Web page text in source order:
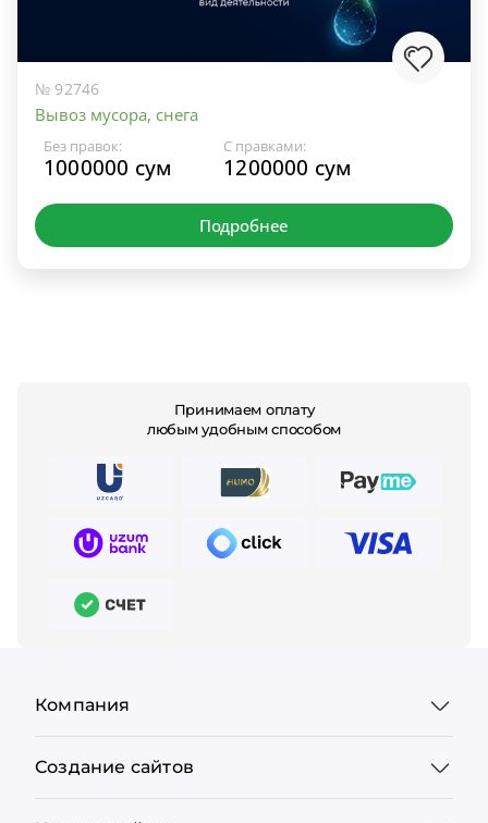
№ 92746
Вывоз мусора, снега
Без правок:
1000000 сум
С правками:
1200000 сум
Подробнее
Принимаем оплату
любым удобным способом
Компания
Создание сайтов